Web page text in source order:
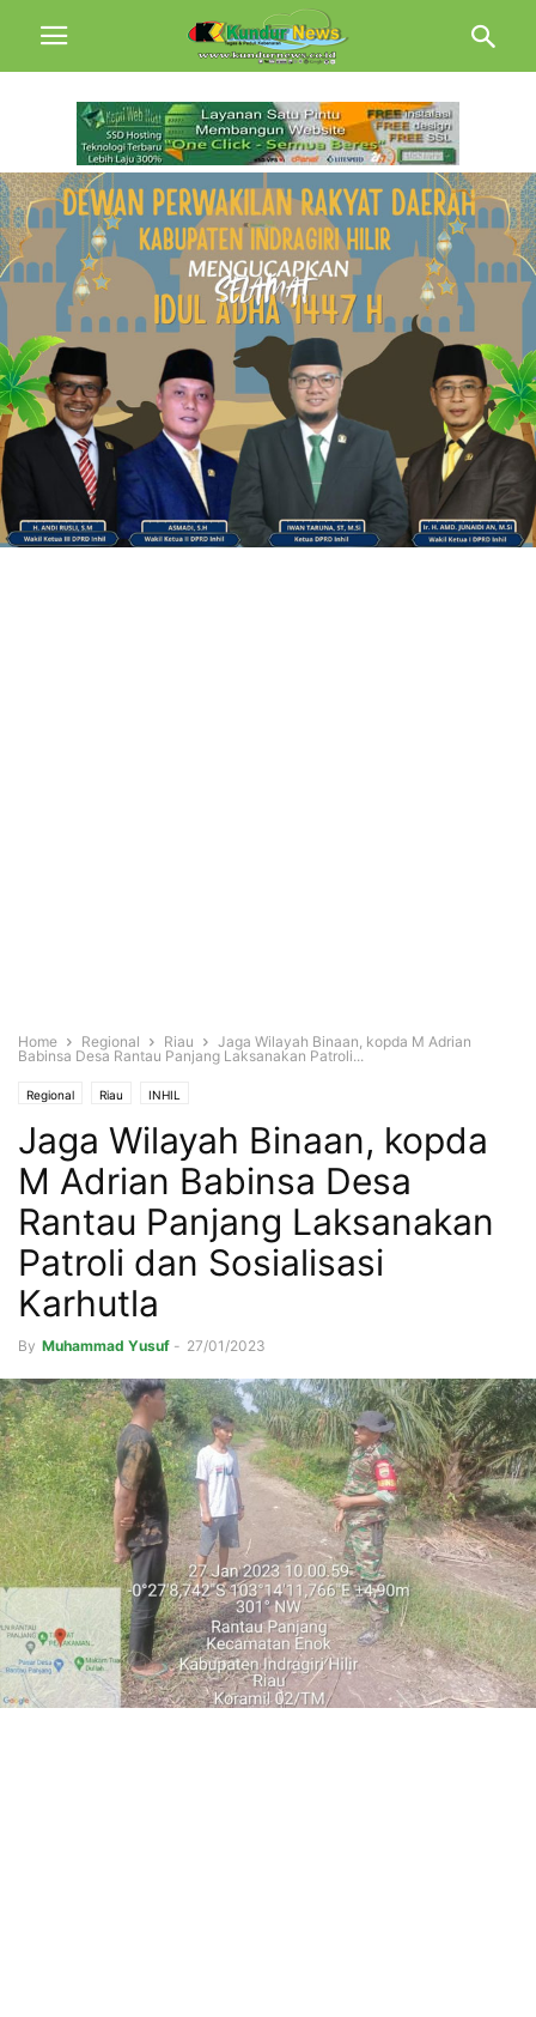
Home Regional Riau
Jaga Wilayah Binaan, kopda M Adrian
Babinsa Desa Rantau Panjang Laksanakan Patroli...
Regional Riau INHIL
Jaga Wilayah Binaan, kopda
M Adrian Babinsa Desa
Rantau Panjang Laksanakan
Patroli dan Sosialisasi
Karhutla
By Muhammad Yusuf - 27/01/2023